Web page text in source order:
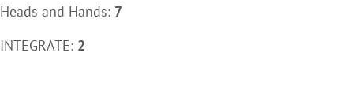
Heads and Hands: 7
INTEGRATE: 2